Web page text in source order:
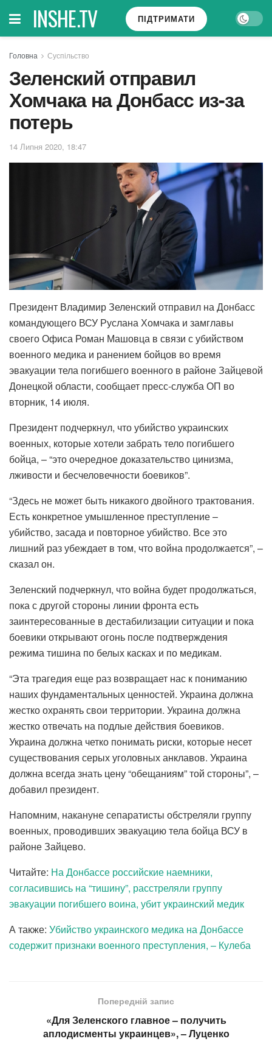
INSHE.TV ПІДТРИМАТИ
Головна Суспільство
Зеленский отправил
Хомчака на Донбасс из-за
потерь
14 Липня 2020, 18:47
Президент Владимир Зеленский отправил на Донбасс
командующего ВСУ Руслана Хомчака и замглавы
своего Офиса Роман Машовца в связи с убийством
военного медика и ранением бойцов во время
эвакуации тела погибшего военного в районе Зайцевой
Донецкой области, сообщает пресс-служба ОП во
вторник, 14 июля.
Президент подчеркнул, что убийство украинских
военных, которые хотели забрать тело погибшего
бойца, – “это очередное доказательство цинизма,
лживости и бесчеловечности боевиков”.
“Здесь не может быть никакого двойного трактования.
Есть конкретное умышленное преступление –
убийство, засада и повторное убийство. Все это
лишний раз убеждает в том, что война продолжается”, –
сказал он.
Зеленский подчеркнул, что война будет продолжаться,
пока с другой стороны линии фронта есть
заинтересованные в дестабилизации ситуации и пока
боевики открывают огонь после подтверждения
режима тишина по белых касках и по медикам.
“Эта трагедия еще раз возвращает нас к пониманию
наших фундаментальных ценностей. Украина должна
жестко охранять свои территории. Украина должна
жестко отвечать на подлые действия боевиков.
Украина должна четко понимать риски, которые несет
существования серых уголовных анклавов. Украина
должна всегда знать цену “обещаниям” той стороны”, –
добавил президент.
Напомним, накануне сепаратисты обстреляли группу
военных, проводивших эвакуацию тела бойца ВСУ в
районе Зайцево.
Читайте: На Донбассе российские наемники,
согласившись на “тишину”, расстреляли группу
эвакуации погибшего воина, убит украинский медик
А также: Убийство украинского медика на Донбассе
содержит признаки военного преступления, – Кулеба
Попередній запис
«Для Зеленского главное – получить
аплодисменты украинцев», – Луценко